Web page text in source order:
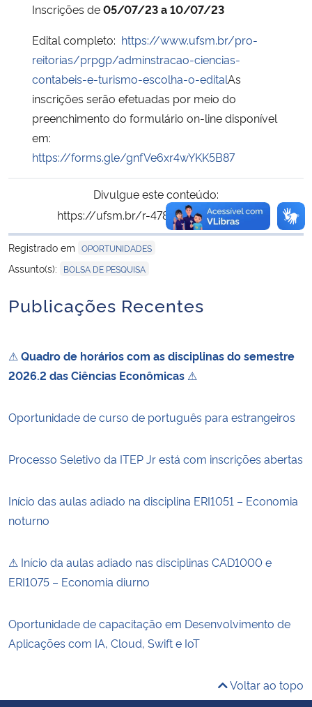
Inscrições de05/07/23 a 10/07/23
Edital completo: https://www.ufsm.br/pro-
reitorias/prpgp/adminstracao-ciencias-
contabeis-e-turismo-escolha-o-editalAs
inscrições serão efetuadas por meio do
preenchimento do formulário on-line disponível
em:
https://forms.gle/gnfVe6xr4wYKK5B87
Divulgue este conteúdo:
https://ufsm.br/r-478-2076
Copiar
para área de
Registrado em OPORTUNIDADES
Assunto(s): BOLSA DE PESQUISA
Publicações Recentes
⚠ Quadro de horários com as disciplinas do semestre
2026.2 das Ciências Econômicas ⚠
Oportunidade de curso de português para estrangeiros
Processo Seletivo da ITEP Jr está com inscrições abertas
Início das aulas adiado na disciplina ERI1051 – Economia
noturno
⚠ Início da aulas adiado nas disciplinas CAD1000 e
ERI1075 – Economia diurno
Oportunidade de capacitação em Desenvolvimento de
Aplicações com IA, Cloud, Swift e IoT
Voltar ao topo